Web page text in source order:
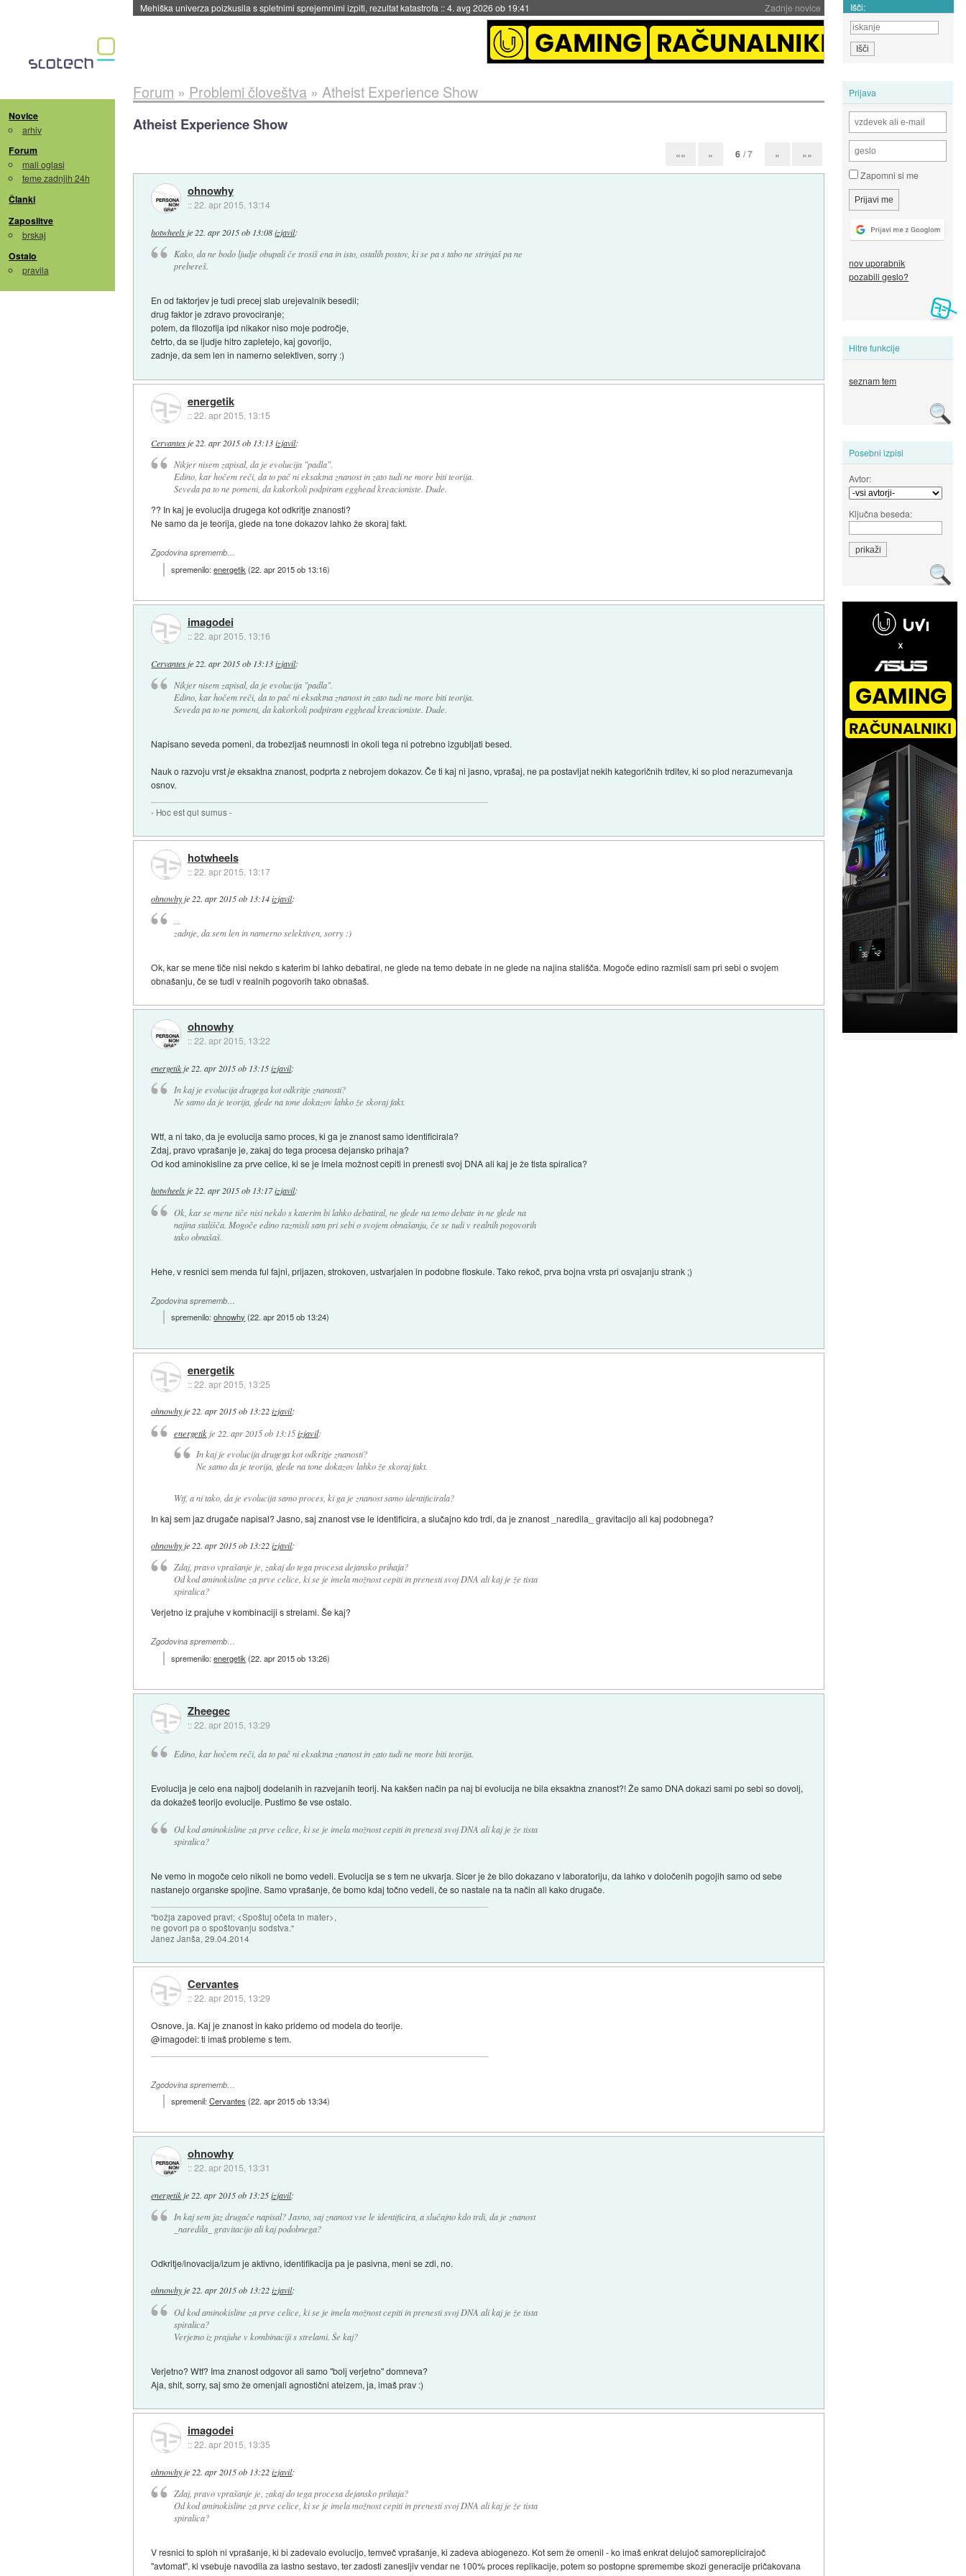
Zadnje novice
Evropska vesoljska agencija razvija svojo raketo za večkratno uporabo::4. avg 2026 ob 19:41 Išči:
Novice
arhiv
Forum
mali oglasi
teme zadnjih 24h
Članki
Zaposlitve
brskaj
Ostalo
pravila
Prijava
Zapomni si me
nov uporabnik
pozabili geslo?
Hitre funkcije
seznam tem
Posebni izpisi
Avtor:
Ključna beseda:
Forum » Problemi človeštva» Atheist Experience Show
Atheist Experience Show
«« « 6 / 7 » »»
ohnowhy
::22. apr 2015, 13:14
hotwheels je 22. apr 2015 ob 13:08 izjavil:
Kako, da ne bodo ljudje obupali če trosiš ena in isto, ostalih postov, ki se pa s tabo ne strinjaš pa ne
prebereš.
En od faktorjev je tudi precej slab urejevalnik besedil;
drug faktor je zdravo provociranje;
potem, da filozofija ipd nikakor niso moje področje,
četrto, da se ljudje hitro zapletejo, kaj govorijo,
zadnje, da sem len in namerno selektiven, sorry :)
energetik
::22. apr 2015, 13:15
Cervantes je 22. apr 2015 ob 13:13 izjavil:
Nikjer nisem zapisal, da je evolucija "padla".
Edino, kar hočem reči, da to pač ni eksaktna znanost in zato tudi ne more biti teorija.
Seveda pa to ne pomeni, da kakorkoli podpiram egghead kreacioniste. Dude.
?? In kaj je evolucija drugega kot odkritje znanosti?
Ne samo da je teorija, glede na tone dokazov lahko že skoraj fakt.
Zgodovina sprememb…
spremenilo:energetik (22. apr 2015 ob 13:16)
imagodei
::22. apr 2015, 13:16
Cervantes je 22. apr 2015 ob 13:13 izjavil:
Nikjer nisem zapisal, da je evolucija "padla".
Edino, kar hočem reči, da to pač ni eksaktna znanost in zato tudi ne more biti teorija.
Seveda pa to ne pomeni, da kakorkoli podpiram egghead kreacioniste. Dude.
Napisano seveda pomeni, da trobezljaš neumnosti in okoli tega ni potrebno izgubljati besed.
Nauk o razvoju vrstjeeksaktna znanost, podprta z nebrojem dokazov. Če ti kaj ni jasno, vprašaj, ne pa postavljat nekih kategoričnih trditev, ki so plod nerazumevanja
osnov.
- Hoc est qui sumus -
hotwheels
::22. apr 2015, 13:17
ohnowhyje22. apr 2015 ob 13:14 izjavil:
zadnje, da sem len in namerno selektiven, sorry :)
Ok, kar se mene tiče nisi nekdo s katerim bi lahko debatiral, ne glede na temo debate in ne glede na najina stališča. Mogoče edino razmisli sam pri sebi o svojem
obnašanju, če se tudi v realnih pogovorih tako obnašaš.
ohnowhy
::22. apr 2015, 13:22
energetikje 22. apr 2015 ob 13:15 izjavil:
In kaj je evolucija drugega kot odkritje znanosti?
Ne samo da je teorija, glede na tone dokazov lahko že skoraj fakt.
Wtf, a ni tako, da je evolucija samo proces, ki ga je znanost samo identificirala?
Zdaj, pravo vprašanje je, zakaj do tega procesa dejansko prihaja?
Od kod aminokisline za prve celice, ki se je imela možnost cepiti in prenesti svoj DNA ali kaj je že tista spiralica?
hotwheelsje22. apr 2015 ob 13:17izjavil:
Ok, kar se mene tiče nisi nekdo s katerim bi lahko debatiral, ne glede na temo debate in ne glede na
najina stališča. Mogoče edino razmisli sam pri sebi o svojem obnašanju, če se tudi v realnih pogovorih
tako obnašaš.
Hehe, v resnici sem menda ful fajni, prijazen, strokoven, ustvarjalen in podobne floskule. Tako rekoč, prva bojna vrsta pri osvajanju strank ;)
Zgodovina sprememb…
spremenilo:ohnowhy (22. apr 2015 ob 13:24)
energetik
::22. apr 2015, 13:25
ohnowhyje22. apr 2015 ob 13:22 izjavil:
energetikje 22. apr 2015 ob 13:15 izjavil:
In kaj je evolucija drugega kot odkritje znanosti?
Ne samo da je teorija, glede na tone dokazov lahko že skoraj fakt.
Wtf, a ni tako, da je evolucija samo proces, ki ga je znanost samo identificirala?
In kaj sem jaz drugače napisal? Jasno, saj znanost vse le identificira, a slučajno kdo trdi, da je znanost _naredila_ gravitacijo ali kaj podobnega?
ohnowhyje 22. apr 2015 ob 13:22 izjavil:
Zdaj, pravo vprašanje je, zakaj do tega procesa dejansko prihaja?
Od kod aminokisline za prve celice, ki se je imela možnost cepiti in prenesti svoj DNA ali kaj je že tista
spiralica?
Verjetno iz prajuhe v kombinaciji s strelami. Še kaj?
Zgodovina sprememb…
spremenilo:energetik (22. apr 2015 ob 13:26)
Zheegec
::22. apr 2015, 13:29
Edino, kar hočem reči, da to pač ni eksaktna znanost in zato tudi ne more biti teorija.
Evolucija je celo ena najbolj dodelanih in razvejanih teorij. Na kakšen način pa naj bi evolucija ne bila eksaktna znanost?! Že samo DNA dokazi sami po sebi so dovolj,
da dokažeš teorijo evolucije. Pustimo še vse ostalo.
Od kod aminokisline za prve celice, ki se je imela možnost cepiti in prenesti svoj DNA ali kaj je že tista
spiralica?
Ne vemo in mogoče celo nikoli ne bomo vedeli. Evolucija se s tem ne ukvarja. Sicer je že bilo dokazano v laboratoriju, da lahko v določenih pogojih samo od sebe
nastanejo organske spojine. Samo vprašanje, če bomo kdaj točno vedeli, če so nastale na ta način ali kako drugače.
"božja zapoved pravi; <Spoštuj očeta in mater>,
ne govori pa o spoštovanju sodstva."
Janez Janša, 29.04.2014
Cervantes
::22. apr 2015, 13:29
Osnove, ja. Kaj je znanost in kako pridemo od modela do teorije.
@imagodei: ti imaš probleme s tem.
Zgodovina sprememb…
spremenil:Cervantes (22. apr 2015 ob 13:34)
ohnowhy
::22. apr 2015, 13:31
energetikje 22. apr 2015 ob 13:25 izjavil:
In kaj sem jaz drugače napisal? Jasno, saj znanost vse le identificira, a slučajno kdo trdi, da je znanost
_naredila_ gravitacijo ali kaj podobnega?
Odkritje/inovacija/izum je aktivno, identifikacija pa je pasivna, meni se zdi, no.
ohnowhyje22. apr 2015 ob 13:22 izjavil:
Od kod aminokisline za prve celice, ki se je imela možnost cepiti in prenesti svoj DNA ali kaj je že tista
spiralica?
Verjetno iz prajuhe v kombinaciji s strelami. Še kaj?
Verjetno? Wtf? Ima znanost odgovor ali samo "bolj verjetno" domneva?
Aja, shit, sorry, saj smo že omenjali agnostični ateizem, ja, imaš prav :)
imagodei
::22. apr 2015, 13:35
ohnowhyje 22. apr 2015 ob 13:22 izjavil:
Zdaj, pravo vprašanje je, zakaj do tega procesa dejansko prihaja?
Od kod aminokisline za prve celice, ki se je imela možnost cepiti in prenesti svoj DNA ali kaj je že tista
spiralica?
V resnici to sploh ni vprašanje, ki bi zadevalo evolucijo, temveč vprašanje, ki zadeva abiogenezo. Kot sem že omenil - ko imaš enkrat delujoč samoreplicirajoč
"avtomat", ki vsebuje navodila za lastno sestavo, ter zadosti zanesljiv vendar ne 100% proces replikacije, potem so postopne spremembe skozi generacije pričakovana